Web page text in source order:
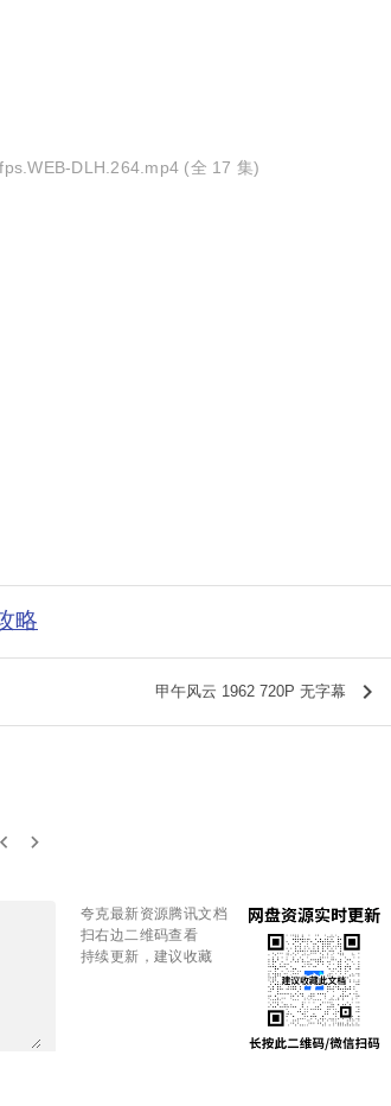
DLH.264.mp4 (全 17 集)
略
甲午风云 1962 720P 无字幕 keyboard_arrow_right
keyboard_arrow_left keyboard_arrow_right
夸克最新资源腾讯文档
扫右边二维码查看
持续更新，建议收藏